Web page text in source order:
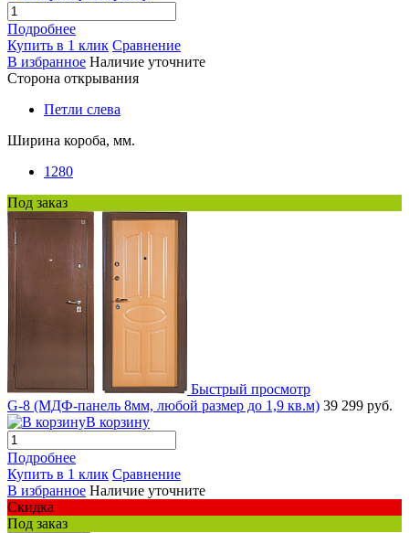
Подробнее
Купить в 1 клик Сравнение
В избранное Наличие уточните
Сторона открывания
Петли слева
Ширина короба, мм.
1280
Под заказ
Быстрый просмотр
G-8 (МДФ-панель 8мм, любой размер до 1,9 кв.м) 39 299 руб.
В корзину
Подробнее
Купить в 1 клик Сравнение
В избранное Наличие уточните
Скидка
Под заказ